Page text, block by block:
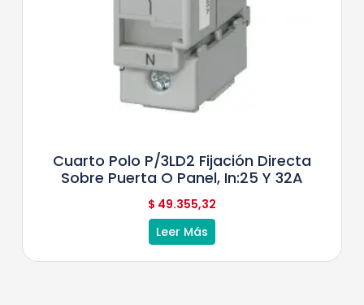
Cuarto Polo P/3LD2 Fijación Directa
Sobre Puerta O Panel, In:25 Y 32A
$ 49.355,32
Leer Más